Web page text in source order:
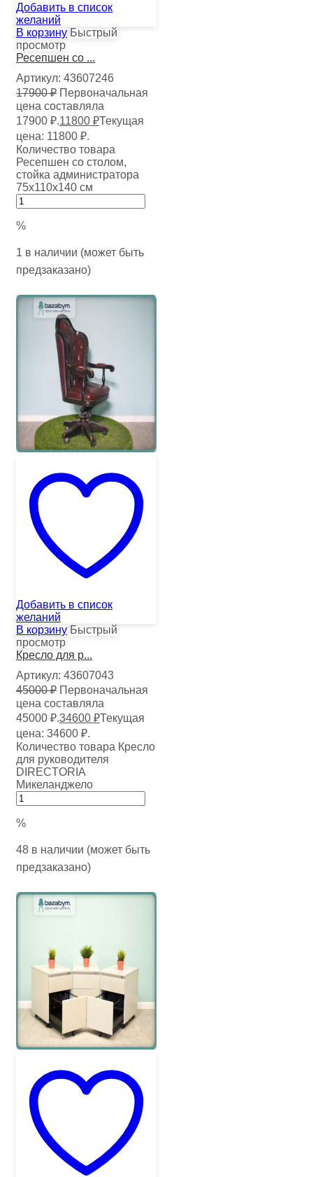
Добавить в список
желаний
В корзину Быстрый
просмотр
Ресепшен со ...
Артикул: 43607246
17900₽ Первоначальная
цена составляла
17900 ₽.11800 ₽Текущая
цена: 11800 ₽.
Количество товара
Ресепшен со столом,
стойка администратора
75х110х140 см
%
1 в наличии (может быть
предзаказано)
Добавить в список
желаний
В корзину Быстрый
просмотр
Кресло для р...
Артикул: 43607043
45000₽ Первоначальная
цена составляла
45000 ₽.34600 ₽Текущая
цена: 34600 ₽.
Количество товара Кресло
для руководителя
DIRECTORIA
Микеланджело
%
48 в наличии (может быть
предзаказано)